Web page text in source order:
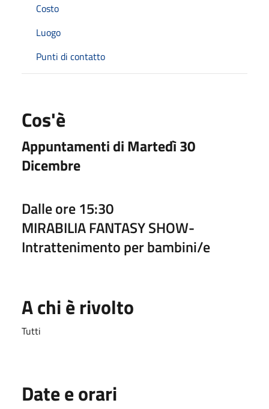
Costo
Luogo
Punti di contatto
Cos'è
Appuntamenti di Martedì 30
Dicembre
Dalle ore 15:30
MIRABILIA FANTASY SHOW-
Intrattenimento per bambini/e
A chi è rivolto
Tutti
Date e orari